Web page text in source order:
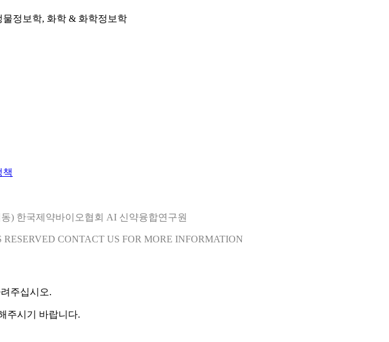
정보학, 화학 & 화학정보학
책
) 한국제약바이오협회 AI 신약융합연구원
CONTACT US FOR MORE INFORMATION
주십시오.
주시기 바랍니다.